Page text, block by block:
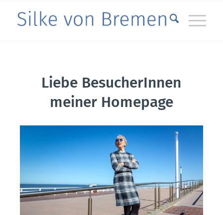
Liebe BesucherInnen
meiner Homepage